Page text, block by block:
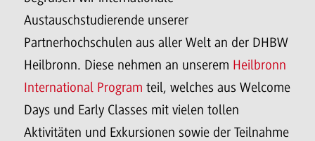
Austauschstudierende unserer
Partnerhochschulen aus aller Welt an der DHBW
Heilbronn. Diese nehmen an unserem Heilbronn
International Program teil, welches aus Welcome
Days und Early Classes mit vielen tollen
Aktivitäten und Exkursionen sowie der Teilnahme